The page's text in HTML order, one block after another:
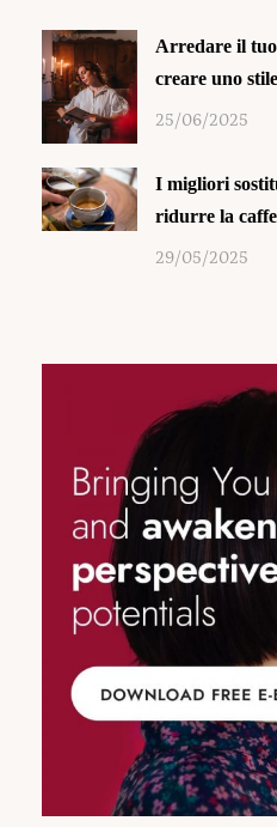
Arredare il
creare uno
25/06/2025
I migliori
ridurre la
29/05/2025